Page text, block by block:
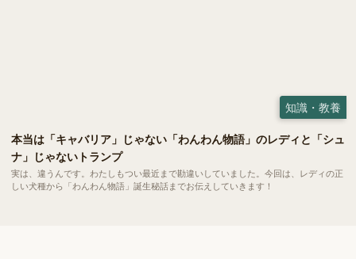
知識・教養
本当は「キャバリア」じゃない「わんわん物語」のレディと「シュ
ナ」じゃないトランプ
実は、違うんです。わたしもつい最近まで勘違いしていました。今回は、レディの正
しい犬種から「わんわん物語」誕生秘話までお伝えしていきます！